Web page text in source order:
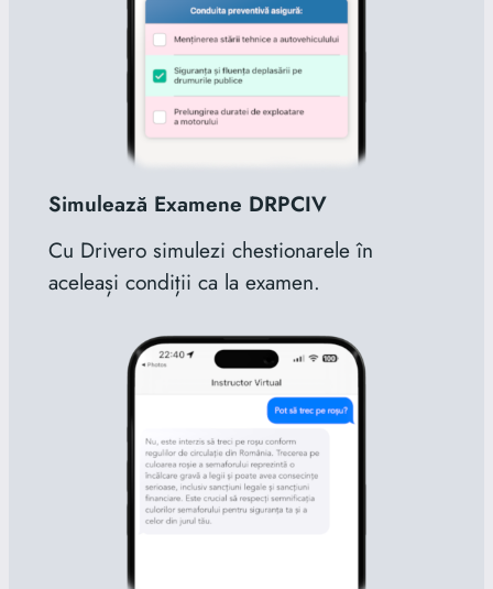
Simulează Examene DRPCIV
Cu Drivero simulezi chestionarele în
aceleași condiții ca la examen.